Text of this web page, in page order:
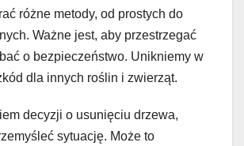
różne metody, od prostych do
Ważne jest, aby przestrzegać
o bezpieczeństwo. Unikniemy w
dla innych roślin i zwierząt.
decyzji o usunięciu drzewa,
sytuację. Może to